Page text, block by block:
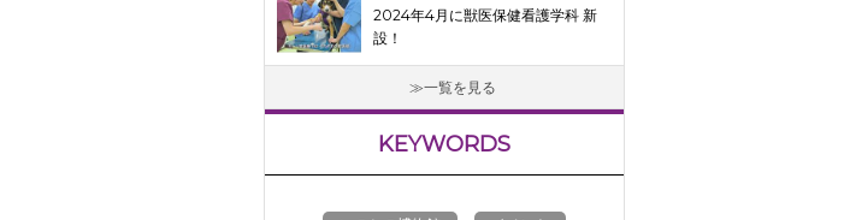
2024年4月に獣医保健看護学科 新
設！
一覧を見る
KEYWORDS